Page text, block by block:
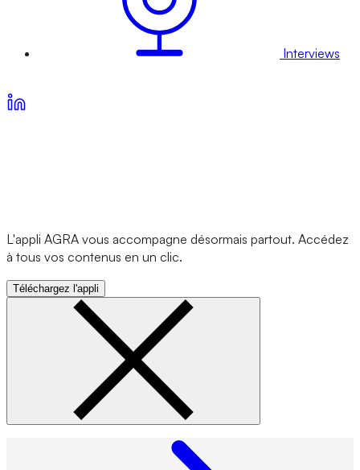
Interviews
L'appli AGRA vous accompagne désormais partout. Accédez
à tous vos contenus en un clic.
Téléchargez l'appli